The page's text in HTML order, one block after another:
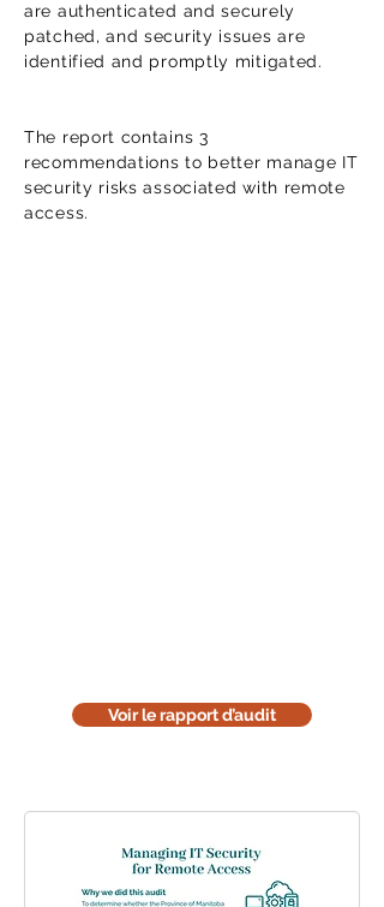
are authenticated and securely
patched, and security issues are
identified and promptly mitigated.
The report contains 3
recommendations to better manage IT
security risks associated with remote
access.
Voir le rapport d’audit